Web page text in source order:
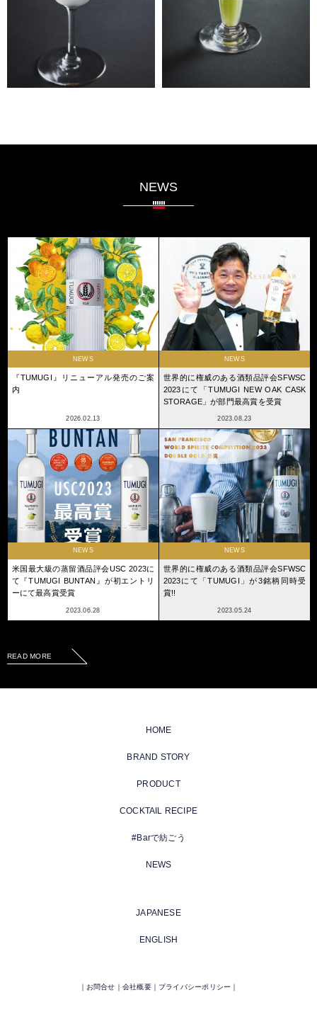
NEWS
NEWS
『TUMUGI』リニューアル発売のご案
内
2026.02.13
NEWS
世界的に権威のある酒類品評会SFWSC
2023にて「TUMUGI NEW OAK CASK
STORAGE」が部門最高賞を受賞
2023.08.23
NEWS
米国最大級の蒸留酒品評会USC 2023に
て『TUMUGI BUNTAN』が初エントリ
ーにて最高賞受賞
2023.06.28
NEWS
世界的に権威のある酒類品評会SFWSC
2023にて「TUMUGI」が3銘柄同時受
賞!!
2023.05.24
READ MORE
HOME
BRAND STORY
PRODUCT
COCKTAIL RECIPE
#Barで紡ごう
NEWS
JAPANESE
ENGLISH
お問合せ 会社概要 プライバシーポリシー